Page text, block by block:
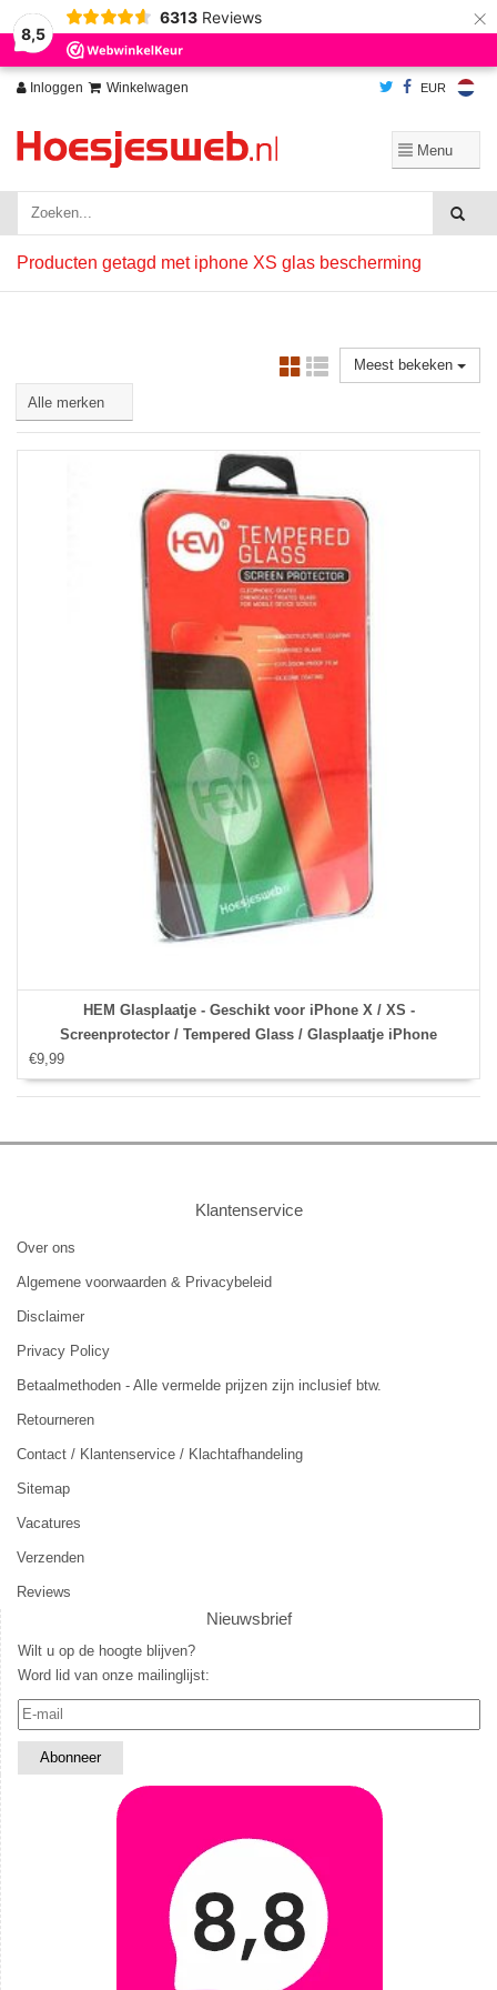
8,5
6313 Reviews ×
Inloggen Winkelwagen EUR
Producten getagd met iphone XS glas bescherming
Meest bekeken
HEM Glasplaatje - Geschikt voor iPhone X / XS -
Screenprotector / Tempered Glass / Glasplaatje iPhone
€9,99
Klantenservice
Over ons
Algemene voorwaarden & Privacybeleid
Disclaimer
Privacy Policy
Betaalmethoden - Alle vermelde prijzen zijn inclusief btw.
Retourneren
Contact / Klantenservice / Klachtafhandeling
Sitemap
Vacatures
Verzenden
Reviews
Nieuwsbrief
Wilt u op de hoogte blijven?
Word lid van onze mailinglijst:
Wij slaan cookies op om onze website te verbeteren. Is dat akkoord?
Ja
Nee